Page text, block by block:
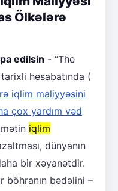
Ölkələrə
edilsin - “The
hesabatında (
iqlim maliyyəsini
çox yardım vəd
iqlim
dünyanın
bir xəyanətdir.
böhranın bədəlini –